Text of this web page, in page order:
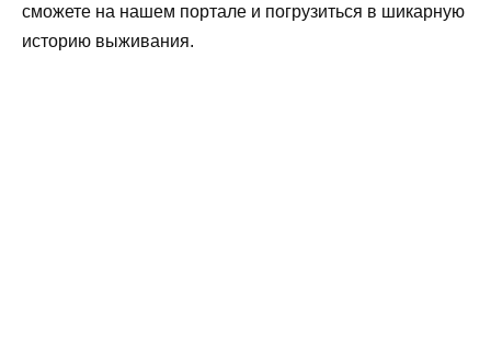
сможете на нашем портале и погрузиться в шикарную
историю выживания.